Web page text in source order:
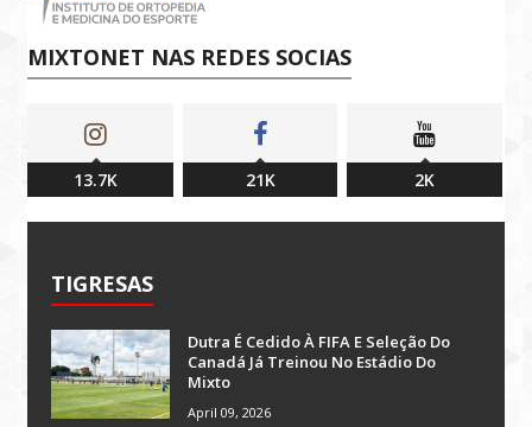
MIXTONET NAS REDES SOCIAS
13.7K 21K 2K
TIGRESAS
Dutra É Cedido À FIFA E Seleção Do
Canadá Já Treinou No Estádio Do
Mixto
April 09, 2026